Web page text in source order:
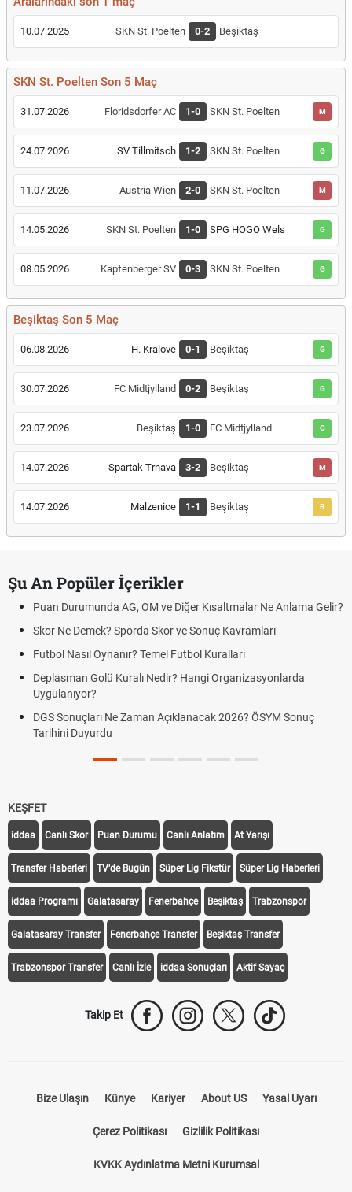
10.07.2025 SKN St. Poelten 0-2 Beşiktaş
SKN St. Poelten Son 5 Maç
31.07.2026 Floridsdorfer AC 1-0 SKN St. Poelten M
24.07.2026 SV Tillmitsch 1-2 SKN St. Poelten G
11.07.2026 Austria Wien 2-0 SKN St. Poelten M
14.05.2026 SKN St. Poelten 1-0 SPG HOGO Wels G
08.05.2026 Kapfenberger SV 0-3 SKN St. Poelten G
Beşiktaş Son 5 Maç
06.08.2026 H. Kralove 0-1 Beşiktaş G
30.07.2026 FC Midtjylland 0-2 Beşiktaş G
23.07.2026 Beşiktaş 1-0 FC Midtjylland G
14.07.2026 Spartak Trnava 3-2 Beşiktaş M
14.07.2026 Malzenice 1-1 Beşiktaş B
Şu An Popüler İçerikler
Puan Durumunda AG, OM ve Diğer Kısaltmalar Ne Anlama Gelir?
Skor Ne Demek? Sporda Skor ve Sonuç Kavramları
Futbol Nasıl Oynanır? Temel Futbol Kuralları
Deplasman Golü Kuralı Nedir? Hangi Organizasyonlarda
Uygulanıyor?
DGS Sonuçları Ne Zaman Açıklanacak 2026? ÖSYM Sonuç
Tarihini Duyurdu
KEŞFET
iddaa Canlı Skor Puan Durumu Canlı Anlatım At Yarışı
Transfer Haberleri TV'de Bugün Süper Lig Fikstür Süper Lig Haberleri
iddaa Programı Galatasaray Fenerbahçe Beşiktaş Trabzonspor
Galatasaray Transfer Fenerbahçe Transfer Beşiktaş Transfer
Trabzonspor Transfer Canlı İzle iddaa Sonuçları Aktif Sayaç
Takip Et
Bize Ulaşın Künye Kariyer About US Yasal Uyarı
Çerez Politikası Gizlilik Politikası
KVKK Aydınlatma Metni Kurumsal